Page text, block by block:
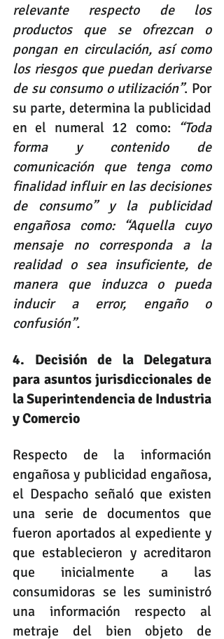
relevante respecto de los
productos que se ofrezcan o
pongan en circulación, así como
los riesgos que puedan derivarse
de su consumo o utilización”. Por
su parte, determina la publicidad
en el numeral 12 como: “Toda
forma y contenido de
comunicación que tenga como
finalidad influir en las decisiones
de consumo” y la publicidad
engañosa como: “Aquella cuyo
mensaje no corresponda a la
realidad o sea insuficiente, de
manera que induzca o pueda
inducir a error, engaño o
confusión”.
4. Decisión de la Delegatura
para asuntos jurisdiccionales de
la Superintendencia de Industria
y Comercio
Respecto de la información
engañosa y publicidad engañosa,
el Despacho señaló que existen
una serie de documentos que
fueron aportados al expediente y
que establecieron y acreditaron
que inicialmente a las
consumidoras se les suministró
una información respecto al
metraje del bien objeto de